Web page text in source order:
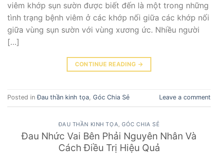
viêm khớp sụn sườn được biết đến là một trong những
tình trạng bệnh viêm ở các khớp nối giữa các khớp nối
giữa vùng sụn sườn với vùng xương ức. Nhiều người
[…]
CONTINUE READING →
Posted inĐau thần kinh tọa, Góc Chia Sẻ Leave a comment
ĐAU THẦN KINH TỌA,GÓC CHIA SẺ
Đau Nhức Vai Bên Phải Nguyên Nhân Và
Cách Điều Trị Hiệu Quả